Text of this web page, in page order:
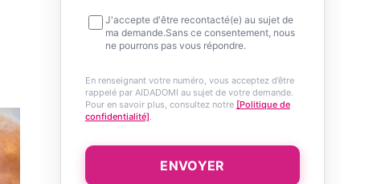
J'accepte d'être recontacté(e) au sujet de
ma demande.Sans ce consentement, nous
ne pourrons pas vous répondre.
En renseignant votre numéro, vous acceptez d’être
rappelé par AIDADOMI au sujet de votre demande.
Pour en savoir plus, consultez notre [Politique de
confidentialité]